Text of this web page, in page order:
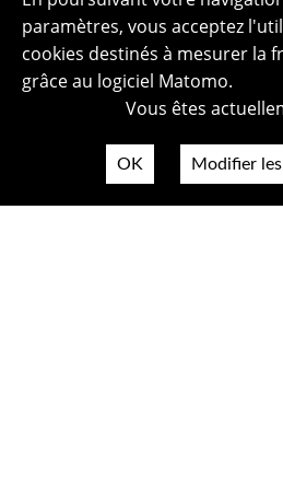
paramètres, vous acceptez
cookies destinés à mesurer la
grâce au logiciel Matomo.
Vous êtes
OK Modifier